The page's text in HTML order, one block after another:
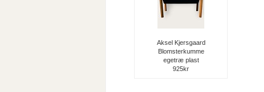
Aksel Kjersgaard
Blomsterkumme
egetræ plast
925kr